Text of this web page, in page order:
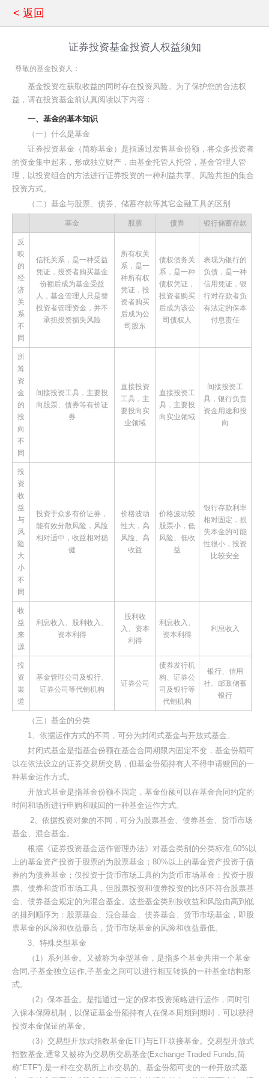
< 返回
证券投资基金投资人权益须知
尊敬的基金投资人：
基金投资在获取收益的同时存在投资风险。为了保护您的合法权
益，请在投资基金前认真阅读以下内容：
一、基金的基本知识
（一）什么是基金
证券投资基金（简称基金）是指通过发售基金份额，将众多投资者
的资金集中起来，形成独立财产，由基金托管人托管，基金管理人管
理，以投资组合的方法进行证券投资的一种利益共享、风险共担的集合
投资方式。
（二）基金与股票、债券、储蓄存款等其它金融工具的区别
基金 股票 债券 银行储蓄存款
反
映
的
经
济
关
系
不
同
信托关系，是一种受益
凭证，投资者购买基金
份额后成为基金受益
人，基金管理人只是替
投资者管理资金，并不
承担投资损失风险
所有权关
系，是一
种所有权
凭证，投
资者购买
后成为公
司股东
债权债务关
系，是一种
债权凭证，
投资者购买
后成为该公
司债权人
表现为银行的
负债，是一种
信用凭证，银
行对存款者负
有法定的保本
付息责任
所
筹
资
金
的
投
向
不
同
间接投资工具，主要投
向股票、债券等有价证
券
直接投资
工具，主
要投向实
业领域
直接投资工
具，主要投
向实业领域
间接投资工
具，银行负责
资金用途和投
向
投
资
收
益
与
风
险
大
小
不
同
投资于众多有价证券，
能有效分散风险，风险
相对适中，收益相对稳
健
价格波动
性大，高
风险、高
收益
价格波动较
股票小，低
风险、低收
益
银行存款利率
相对固定，损
失本金的可能
性很小，投资
比较安全
收
益
来
源
利息收入、股利收入、
资本利得
股利收
入、资本
利得
利息收入、
资本利得
利息收入
投
资
渠
道
基金管理公司及银行、
证券公司等代销机构
证券公司
债券发行机
构、证券公
司及银行等
代销机构
银行、信用
社、邮政储蓄
银行
（三）基金的分类
1、依据运作方式的不同，可分为封闭式基金与开放式基金。
封闭式基金是指基金份额在基金合同期限内固定不变，基金份额可
以在依法设立的证券交易所交易，但基金份额持有人不得申请赎回的一
种基金运作方式。
开放式基金是指基金份额不固定，基金份额可以在基金合同约定的
时间和场所进行申购和赎回的一种基金运作方式。
2、依据投资对象的不同，可分为股票基金、债券基金、货币市场
基金、混合基金。
根据《证券投资基金运作管理办法》对基金类别的分类标准,60%以
上的基金资产投资于股票的为股票基金；80%以上的基金资产投资于债
券的为债券基金；仅投资于货币市场工具的为货币市场基金；投资于股
票、债券和货币市场工具，但股票投资和债券投资的比例不符合股票基
金、债券基金规定的为混合基金。这些基金类别按收益和风险由高到低
的排列顺序为：股票基金、混合基金、债券基金、货币市场基金，即股
票基金的风险和收益最高，货币市场基金的风险和收益最低。
3、特殊类型基金
（1）系列基金。又被称为伞型基金，是指多个基金共用一个基金
合同,子基金独立运作,子基金之间可以进行相互转换的一种基金结构形
式。
（2）保本基金。是指通过一定的保本投资策略进行运作，同时引
入保本保障机制，以保证基金份额持有人在保本周期到期时，可以获得
投资本金保证的基金。
（3）交易型开放式指数基金(ETF)与ETF联接基金。交易型开放式
指数基金,通常又被称为交易所交易基金(Exchange Traded Funds,简
称“ETF”),是一种在交易所上市交易的、基金份额可变的一种开放式基